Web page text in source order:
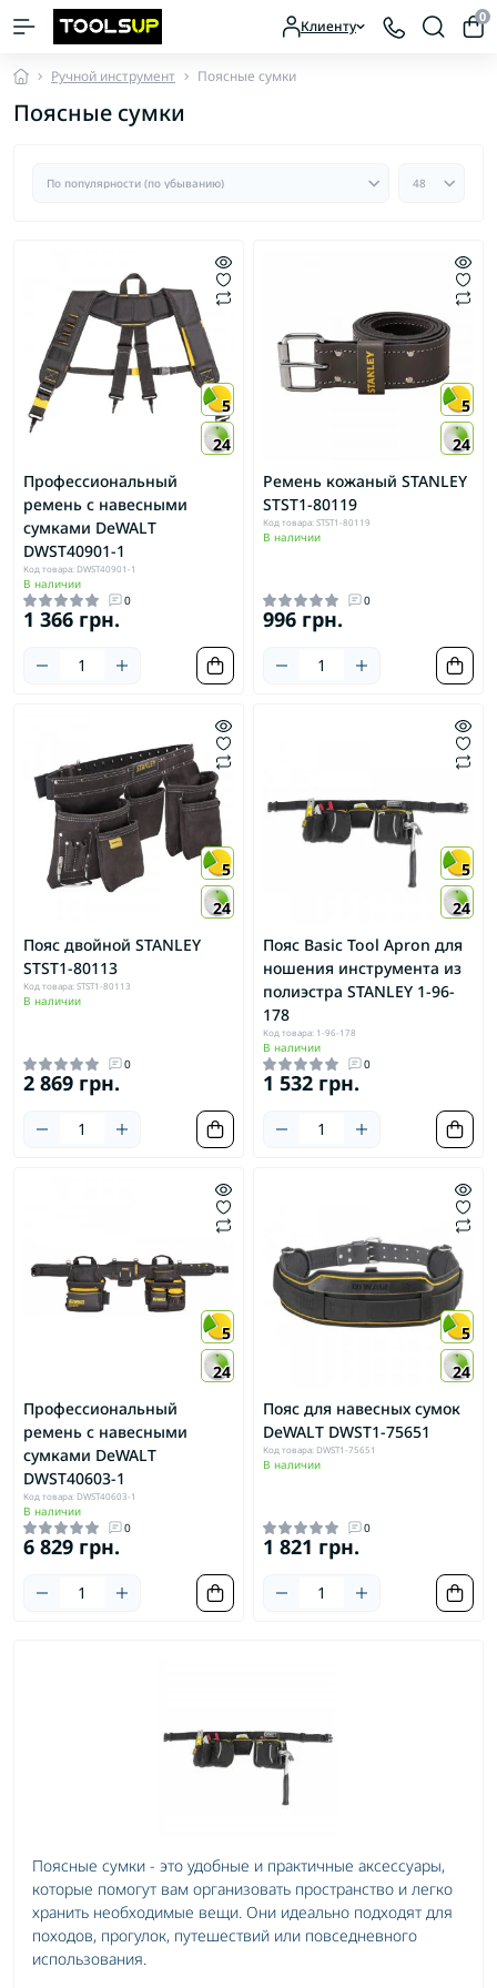
Клиенту 0
Ручной инструмент Поясные сумки
Поясные сумки
5
24
Профессиональный
ремень с навесными
сумками DeWALT
DWST40901-1
Код товара: DWST40901-1
В наличии
0
1 366 грн.
5
24
Ремень кожаный STANLEY
STST1-80119
Код товара: STST1-80119
В наличии
0
996 грн.
5
24
Пояс двойной STANLEY
STST1-80113
Код товара: STST1-80113
В наличии
0
2 869 грн.
5
24
Пояс Basic Tool Apron для
ношения инструмента из
полиэстра STANLEY 1-96-
178
Код товара: 1-96-178
В наличии
0
1 532 грн.
5
24
Профессиональный
ремень с навесными
сумками DeWALT
DWST40603-1
Код товара: DWST40603-1
В наличии
0
6 829 грн.
5
24
Пояс для навесных сумок
DeWALT DWST1-75651
Код товара: DWST1-75651
В наличии
0
1 821 грн.
Поясные сумки - это удобные и практичные аксессуары,
которые помогут вам организовать пространство и легко
хранить необходимые вещи. Они идеально подходят для
походов, прогулок, путешествий или повседневного
использования.